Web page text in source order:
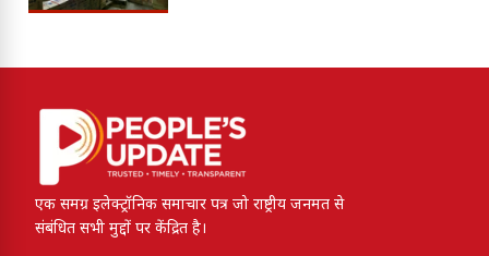
एक समग्र इलेक्ट्रॉनिक समाचार पत्र जो राष्ट्रीय जनमत से
संबंधित सभी मुद्दों पर केंद्रित है।